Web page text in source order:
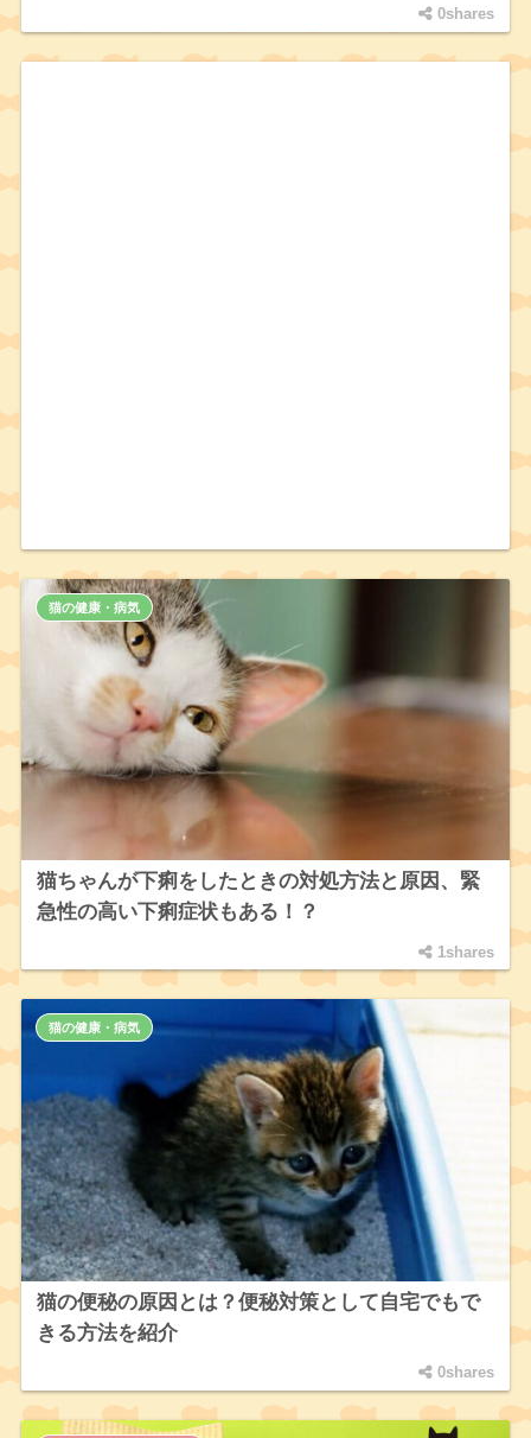
0shares
猫ちゃんが下痢をしたときの対処方法と原因、緊
急性の高い下痢症状もある！？
1shares
猫の健康・病気
猫の便秘の原因とは？便秘対策として自宅でもで
きる方法を紹介
0shares
猫の健康・病気